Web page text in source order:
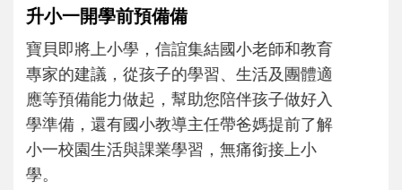
和孩子一起長大的那個男人│讀懂父親的
不同模樣
沒有人天生就擅長當爸爸！男人總是在一次
次「前所未有」的體驗中，跟著孩子一起長
大。從給予安全感的肢體遊戲，到獨立自
主、角色認同及解決問題的能力養成。爸爸
正嘗試用不同的模樣，參與孩子每個重要的